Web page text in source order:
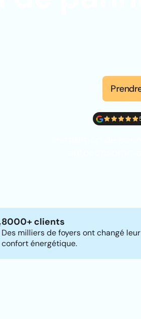
8000+ clients
Des milliers de foyers ont changé leur
confort énergétique.